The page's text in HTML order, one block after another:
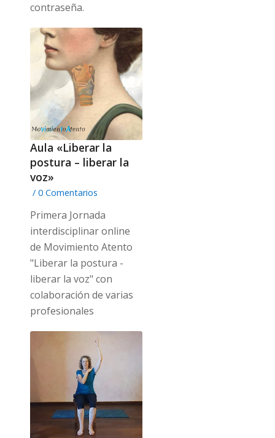
contraseña.
Aula «Liberar la
postura – liberar la
voz»
/ 0 Comentarios
Primera Jornada
interdisciplinar online
de Movimiento Atento
"Liberar la postura -
liberar la voz" con
colaboración de varias
profesionales